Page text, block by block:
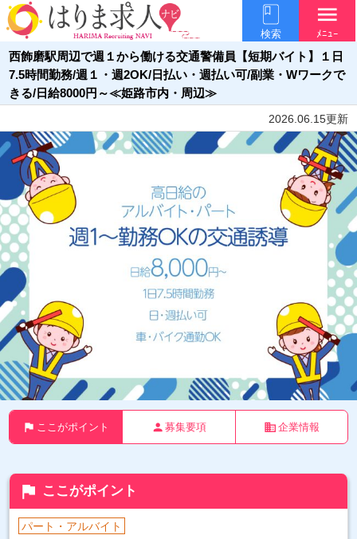
検索
menu
ﾒﾆｭｰ
西飾磨駅周辺で週１から働ける交通警備員【短期バイト】１日
7.5時間勤務/週１・週2OK/日払い・週払い可/副業・Wワークで
きる/日給8000円～≪姫路市内・周辺≫
2026.06.15更新
flag ここがポイント person 募集要項 business 企業情報
flag ここがポイント
パート・アルバイト